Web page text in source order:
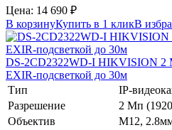
Цена: 14 690 ₽
В корзинуКупить в 1 кликВ
DS-2CD2322WD-I HIKVISION 2
EXIR-подсветкой до 30м
Тип
IP-
Разрешение
2 Мп
Объектив
М12,